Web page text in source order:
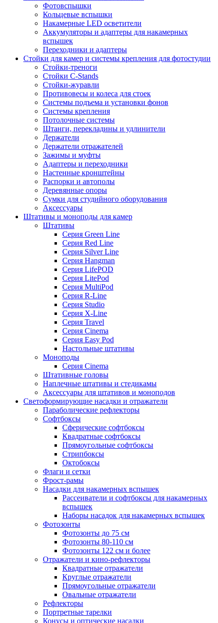
Фотовспышки
Кольцевые вспышки
Накамерные LED осветители
Аккумуляторы и адаптеры для накамерных
вспышек
Переходники и адаптеры
Стойки для камер и системы крепления для фотостудии
Стойки-треноги
Стойки C-Stands
Стойки-журавли
Противовесы и колеса для стоек
Системы подъема и установки фонов
Системы крепления
Потолочные системы
Штанги, перекладины и удлинители
Держатели
Держатели отражателей
Зажимы и муфты
Адаптеры и переходники
Настенные кронштейны
Распорки и автополы
Деревянные опоры
Сумки для студийного оборудования
Аксессуары
Штативы и моноподы для камер
Штативы
Серия Green Line
Серия Red Line
Серия Silver Line
Серия Hangman
Серия LifePOD
Серия LitePod
Серия MultiPod
Серия R-Line
Серия Studio
Серия X-Line
Серия Travel
Серия Cinema
Серия Easy Pod
Настольные штативы
Моноподы
Серия Cinema
Штативные головы
Наплечные штативы и стедикамы
Аксессуары для штативов и моноподов
Светоформирующие насадки и отражатели
Параболические рефлекторы
Софтбоксы
Сферические софтбоксы
Квадратные софтбоксы
Прямоугольные софтбоксы
Стрипбоксы
Октобоксы
Флаги и сетки
Фрост-рамы
Насадки для накамерных вспышек
Рассеиватели и софтбоксы для накамерных
вспышек
Наборы насадок для накамерных вспышек
Фотозонты
Фотозонты до 75 см
Фотозонты 80-110 см
Фотозонты 122 см и более
Отражатели и кино-рефлекторы
Квадратные отражатели
Круглые отражатели
Прямоугольные отражатели
Овальные отражатели
Рефлекторы
Портретные тарелки
Конусы и оптические насадки